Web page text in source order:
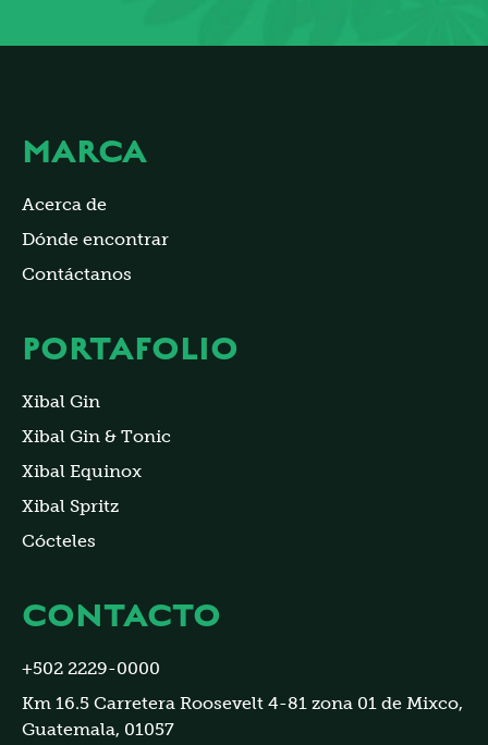
MARCA
Acerca de
Dónde encontrar
Contáctanos
PORTAFOLIO
Xibal Gin
Xibal Gin & Tonic
Xibal Equinox
Xibal Spritz
Cócteles
CONTACTO
+502 2229-0000
Km 16.5 Carretera Roosevelt 4-81 zona 01 de Mixco,
Guatemala, 01057